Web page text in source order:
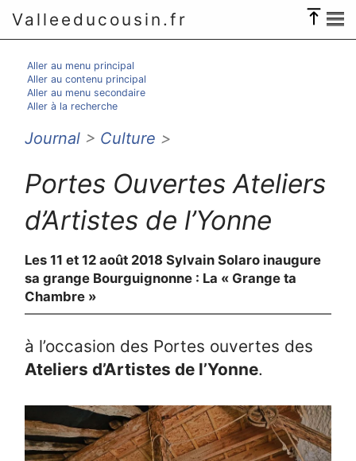
Valleeducousin.fr
Aller au menu principal
Aller au contenu principal
Aller au menu secondaire
Aller à la recherche
Journal > Culture >
Portes Ouvertes Ateliers
d’Artistes de l’Yonne
Les 11 et 12 août 2018 Sylvain Solaro inaugure
sa grange Bourguignonne : La « Grange ta
Chambre »
à l’occasion des Portes ouvertes des
Ateliers d’Artistes de l’Yonne.